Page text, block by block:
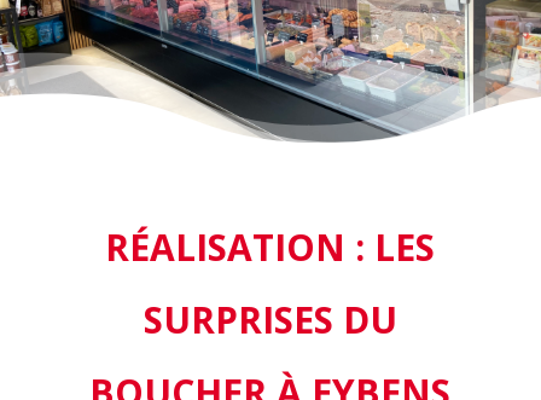
RÉALISATION : LES
SURPRISES DU